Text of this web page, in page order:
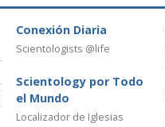
Conexión Diaria
Scientologists @life
Scientology por Todo
el Mundo
Localizador de Iglesias